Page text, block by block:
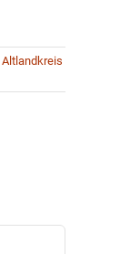
Altlandkreis